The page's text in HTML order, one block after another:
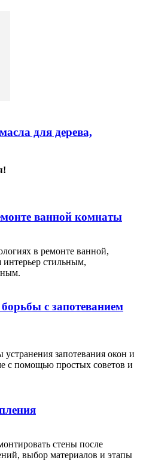
для дерева,
ванной комнаты
в ремонте ванной,
интерьер стильным,
с запотеванием
запотевания окон и
с помощью простых советов и
стены после
выбор материалов и этапы